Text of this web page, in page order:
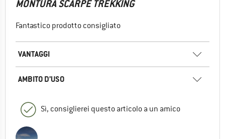
MONTURA SCARPE TREKKING
Fantastico prodotto consigliato
VANTAGGI
AMBITO D’USO
Sì, consiglierei questo articolo a un amico